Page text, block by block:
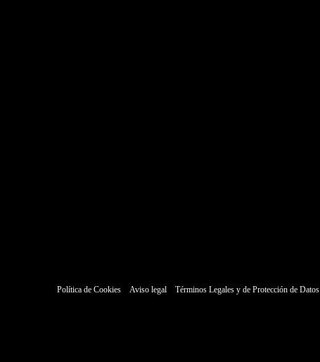
Política de Cookies Aviso legal Términos Legales y de Protección de Datos